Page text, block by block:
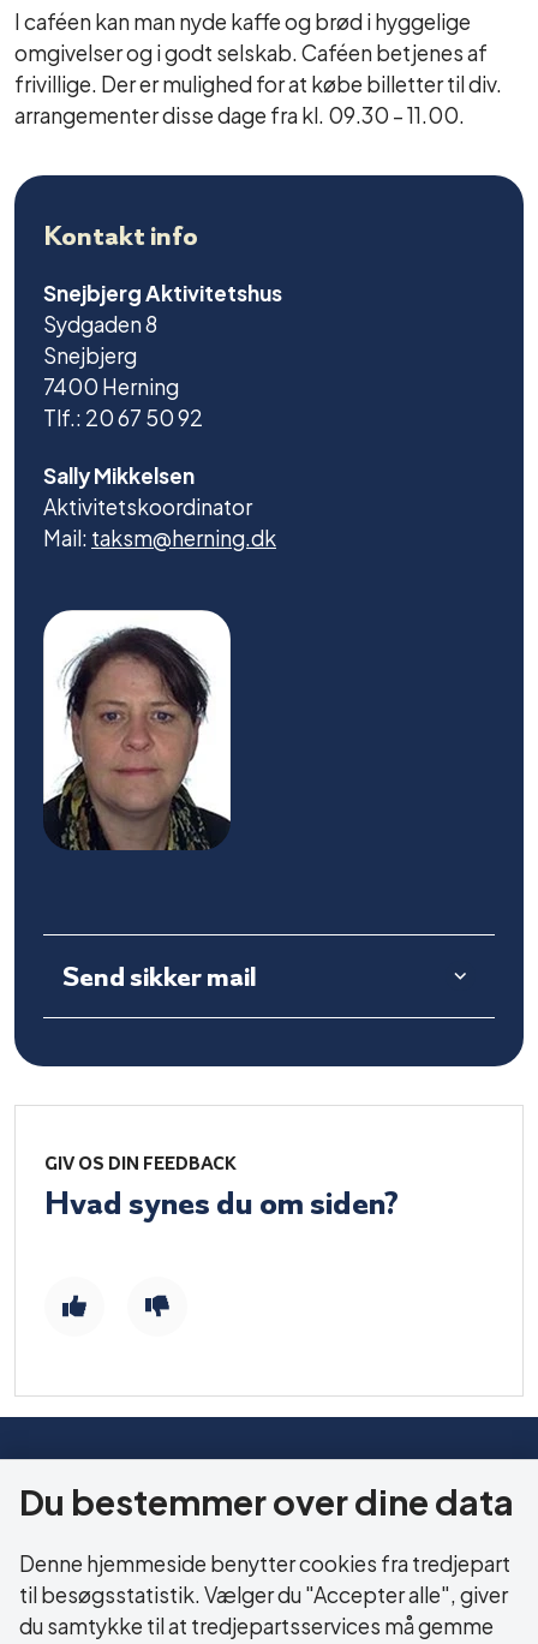
I caféen kan man nyde kaffe og brød i hyggelige
omgivelser og i godt selskab. Caféen betjenes af
frivillige. Der er mulighed for at købe billetter til div.
arrangementer disse dage fra kl. 09.30 – 11.00.
Kontakt info
Snejbjerg Aktivitetshus
Sydgaden 8
Snejbjerg
7400 Herning
Tlf.: 20 67 50 92
Sally Mikkelsen
Aktivitetskoordinator
Mail:taksm@herning.dk
Send sikker mail
GIV OS DIN FEEDBACK
Hvad synes du om siden?
Sundhed og Ældre
Bethaniagade 3B
7400 Herning
Du bestemmer over dine data
Denne hjemmeside benytter cookies fra tredjepart
til besøgsstatistik. Vælger du "Accepter alle", giver
du samtykke til at tredjepartsservices må gemme